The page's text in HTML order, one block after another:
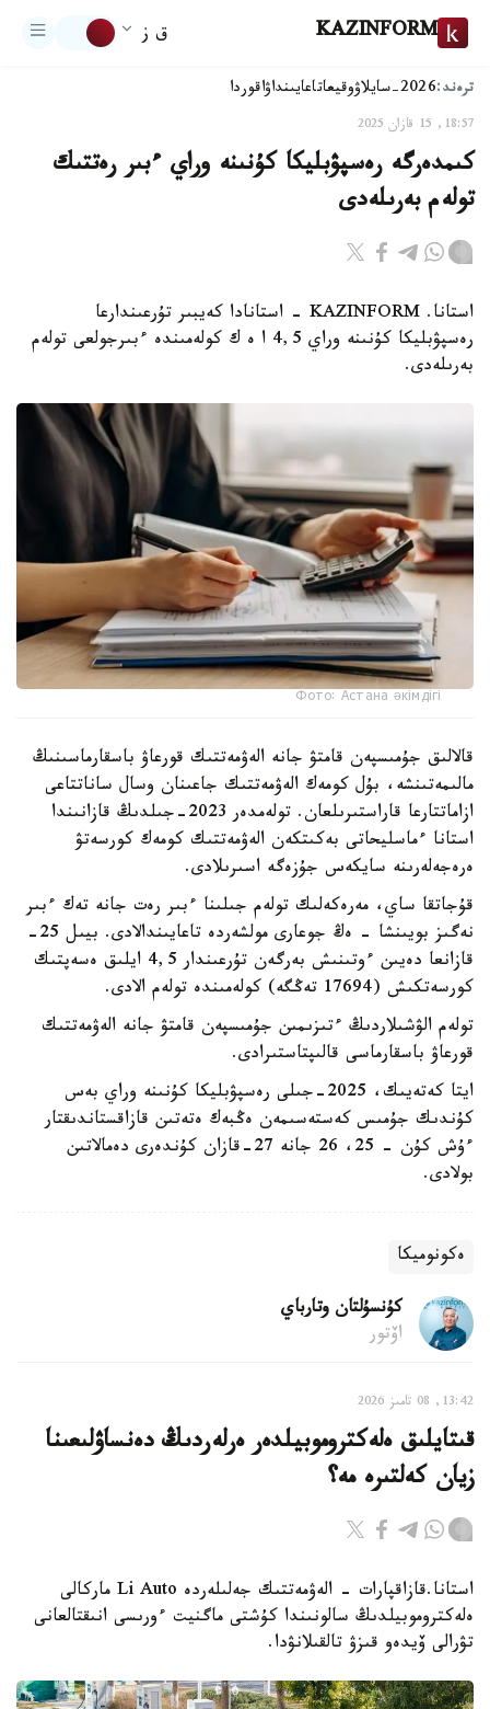
KAZINFORM ق ز
ترەند:2026-سايلاۋ وقيعاتاعايىنداۋاقوردا
18:57, 15 قازان 2025
كىمدەرگە رەسپۋبليكا كۇنىنە وراي ءبىر رەتتىك
تولەم بەرىلەدى
استانا. KAZINFORM - استانادا كەيبىر تۇرعىندارعا
رەسپۋبليكا كۇنىنە وراي 4,5 ا ە ك كولەمىندە ءبىرجولعى تولەم
بەرىلەدى.
Фото: Астана әкімдігі
قالالىق جۇمىسپەن قامتۋ جانە الەۋمەتتىك قورعاۋ باسقارماسىنىڭ
مالىمەتىنشە، بۇل كومەك الەۋمەتتىك جاعىنان وسال ساناتتاعى
ازاماتتارعا قاراستىرىلعان. تولەمدەر 2023-جىلدىڭ قازانىندا
استانا ءماسليحاتى بەكىتكەن الەۋمەتتىك كومەك كورسەتۋ
ەرەجەلەرىنە سايكەس جۇزەگە اسىرىلادى.
قۇجاتقا ساي، مەرەكەلىك تولەم جىلىنا ءبىر رەت جانە تەك ءبىر
نەگىز بويىنشا - ەڭ جوعارى مولشەردە تاعايىندالادى. بيىل 25-
قازانعا دەيىن ءوتىنىش بەرگەن تۇرعىندار 4,5 ايلىق ەسەپتىك
كورسەتكىش (17694 تەڭگە) كولەمىندە تولەم الادى.
تولەم الۋشىلاردىڭ ءتىزىمىن جۇمىسپەن قامتۋ جانە الەۋمەتتىك
قورعاۋ باسقارماسى قالىپتاستىرادى.
ايتا كەتەيىك، 2025-جىلى رەسپۋبليكا كۇنىنە وراي بەس
كۇندىك جۇمىس كەستەسىمەن ەڭبەك ەتەتىن قازاقستاندىقتار
ءۇش كۇن – 25، 26 جانە 27-قازان كۇندەرى دەمالاتىن
بولادى.
ەكونوميكا
كۇنسۇلتان وتارباي
اۆتور
13:42, 08 تامىز 2026
قىتايلىق ەلەكتروموبيلدەر ەرلەردىڭ دەنساۋلىعىنا
زيان كەلتىرە مە؟
استانا.قازاقپارات - الەۋمەتتىك جەلىلەردە Li Auto ماركالى
ەلەكتروموبيلدىڭ سالونىندا كۇشتى ماگنيت ءورىسى انىقتالعانى
تۋرالى ۆيدەو قىزۋ تالقىلانۋدا.